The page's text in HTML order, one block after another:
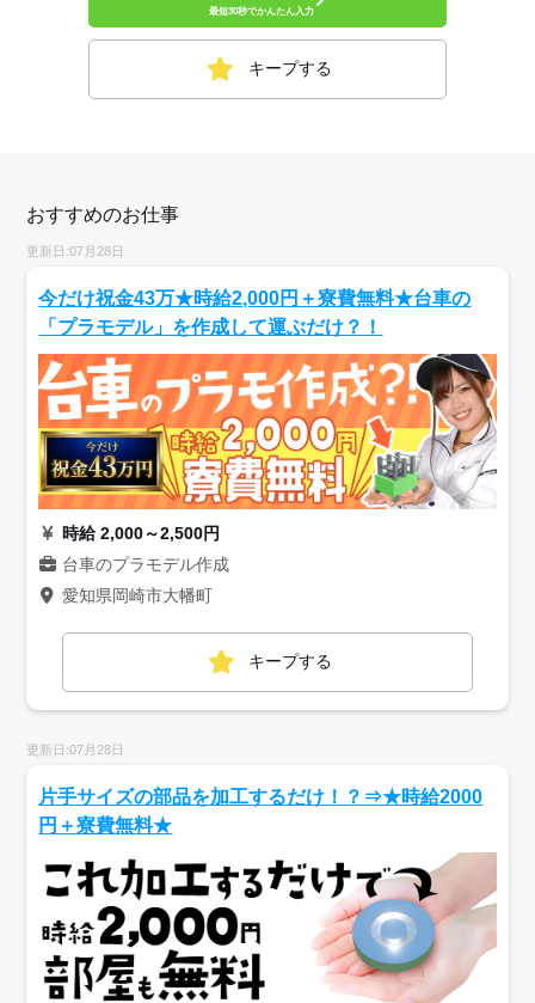
最短30秒でかんたん入力
キープする
おすすめのお仕事
更新日:07月28日
今だけ祝金43万★時給2,000円＋寮費無料★台車の
「プラモデル」を作成して運ぶだけ？！
時給 2,000～2,500円
台車のプラモデル作成
愛知県岡崎市大幡町
キープする
更新日:07月28日
片手サイズの部品を加工するだけ！？⇒★時給2000
円＋寮費無料★